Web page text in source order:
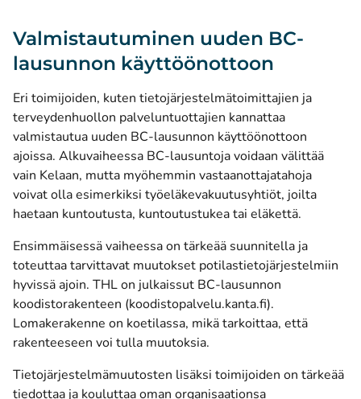
Valmistautuminen uuden BC-
lausunnon käyttöönottoon
Eri toimijoiden, kuten tietojärjestelmätoimittajien ja
terveydenhuollon palveluntuottajien kannattaa
valmistautua uuden BC-lausunnon käyttöönottoon
ajoissa. Alkuvaiheessa BC-lausuntoja voidaan välittää
vain Kelaan, mutta myöhemmin vastaanottajatahoja
voivat olla esimerkiksi työeläkevakuutusyhtiöt, joilta
haetaan kuntoutusta, kuntoutustukea tai eläkettä.
Ensimmäisessä vaiheessa on tärkeää suunnitella ja
toteuttaa tarvittavat muutokset potilastietojärjestelmiin
hyvissä ajoin. THL on julkaissut BC-lausunnon
koodistorakenteen (koodistopalvelu.kanta.fi)(avautuu
.
Lomakerakenne on koetilassa, mikä tarkoittaa, että
rakenteeseen voi tulla muutoksia.
Tietojärjestelmämuutosten lisäksi toimijoiden on tärkeää
tiedottaa ja kouluttaa oman organisaationsa